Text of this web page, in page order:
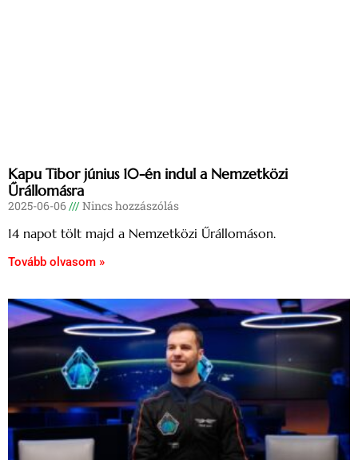
Kapu Tibor június 10-én indul a Nemzetközi
Űrállomásra
2025-06-06 Nincs hozzászólás
14 napot tölt majd a Nemzetközi Űrállomáson.
Tovább olvasom »